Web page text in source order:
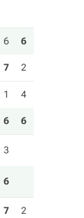
6 6
7 2
1 4
6 6
3
6
7 2